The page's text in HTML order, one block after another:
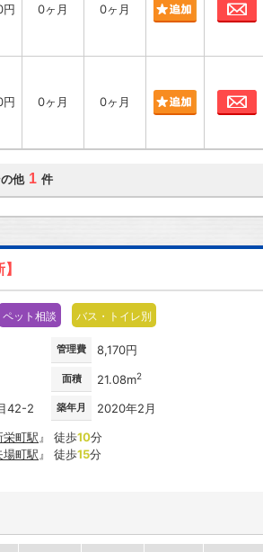
0ヶ月 0ヶ月
0ヶ月 0ヶ月
他 1 件
ペット相談 バス・トイレ別
管理費 8,170円
面積 21.08m2
42-2 築年月 2020年2月
栄町駅 』 徒歩10分
場町駅 』 徒歩15分